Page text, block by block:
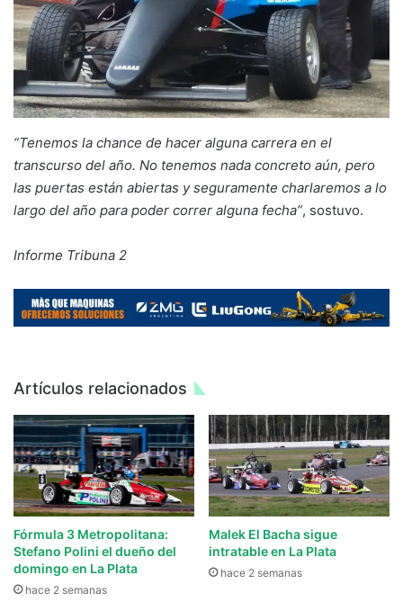
“Tenemos la chance de hacer alguna carrera en el
transcurso del año. No tenemos nada concreto aún, pero
las puertas están abiertas y seguramente charlaremos a lo
largo del año para poder correr alguna fecha”, sostuvo.
Informe Tribuna 2
Artículos relacionados
Fórmula 3 Metropolitana:
Stefano Polini el dueño del
domingo en La Plata
hace 2 semanas
Malek El Bacha sigue
intratable en La Plata
hace 2 semanas